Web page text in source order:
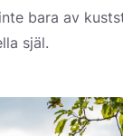
bara av
själ.